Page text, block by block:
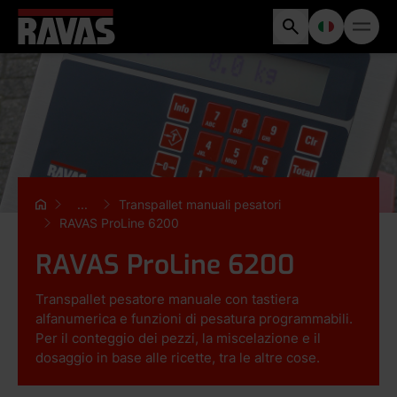
...
Transpallet manuali pesatori
RAVAS ProLine 6200
RAVAS ProLine 6200
Transpallet pesatore manuale con tastiera
alfanumerica e funzioni di pesatura programmabili.
Per il conteggio dei pezzi, la miscelazione e il
dosaggio in base alle ricette, tra le altre cose.